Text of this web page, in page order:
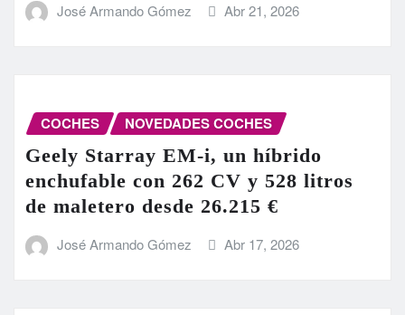
José Armando Gómez Abr 21, 2026
COCHES NOVEDADES COCHES
Geely Starray EM-i, un híbrido
enchufable con 262 CV y 528 litros
de maletero desde 26.215 €
José Armando Gómez Abr 17, 2026